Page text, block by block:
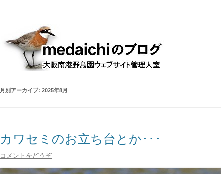
月別アーカイブ: 2025年8月
カワセミのお立ち台とか･･･
コメントをどうぞ